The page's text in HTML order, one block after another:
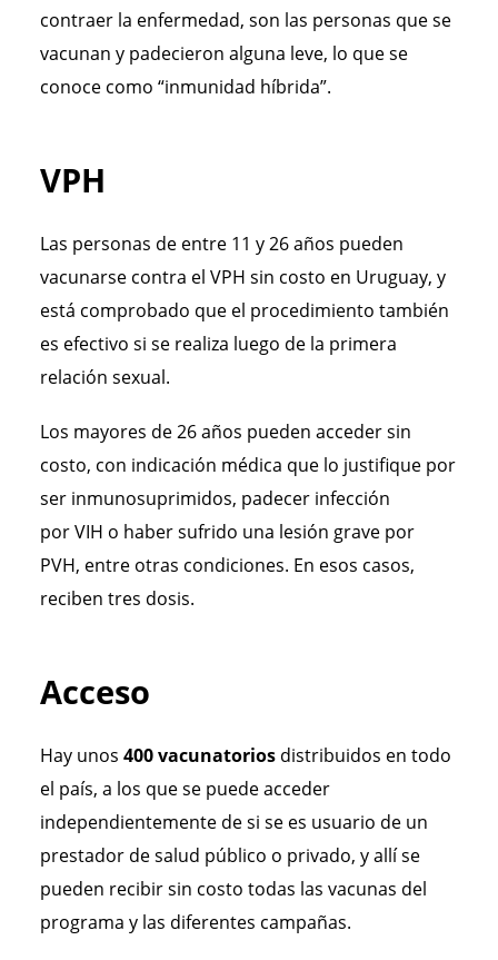
contraer la enfermedad, son las personas que se
vacunan y padecieron alguna leve, lo que se
conoce como “inmunidad híbrida”.
VPH
Las personas de entre 11 y 26 años pueden
vacunarse contra el VPH sin costo en Uruguay, y
está comprobado que el procedimiento también
es efectivo si se realiza luego de la primera
relación sexual.
Los mayores de 26 años pueden acceder sin
costo, con indicación médica que lo justifique por
ser inmunosuprimidos, padecer infección
por VIH o haber sufrido una lesión grave por
PVH, entre otras condiciones. En esos casos,
reciben tres dosis.
Acceso
Hay unos 400 vacunatorios distribuidos en todo
el país, a los que se puede acceder
independientemente de si se es usuario de un
prestador de salud público o privado, y allí se
pueden recibir sin costo todas las vacunas del
programa y las diferentes campañas.